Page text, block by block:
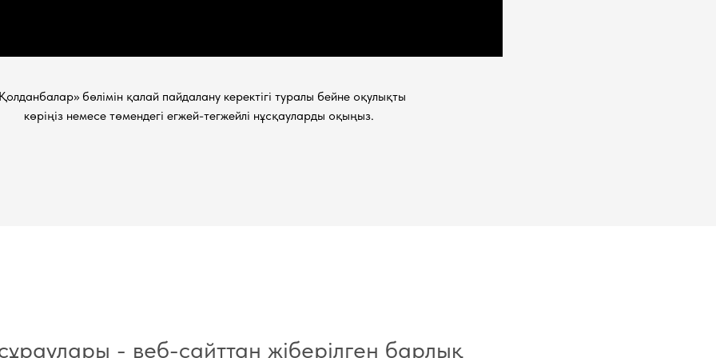
бөлімін қалай пайдалану керектігі туралы бейне оқулықты
көріңіз немесе төмендегі егжей-тегжейлі нұсқауларды оқыңыз.
- веб-сайттан жіберілген барлық